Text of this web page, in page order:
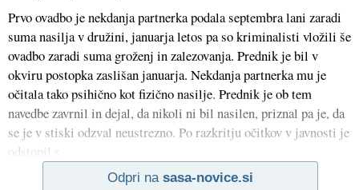
Prvo ovadbo je nekdanja partnerka podala septembra lani zaradi
suma nasilja v družini, januarja letos pa so kriminalisti vložili še
ovadbo zaradi suma groženj in zalezovanja. Prednik je bil v
okviru postopka zaslišan januarja. Nekdanja partnerka mu je
očitala tako psihično kot fizično nasilje. Prednik je ob tem
navedbe zavrnil in dejal, da nikoli ni bil nasilen, priznal pa je, da
se je v stiski odzval neustrezno. Po razkritju očitkov v javnosti je
odstopil s
Odpri na sasa-novice.si